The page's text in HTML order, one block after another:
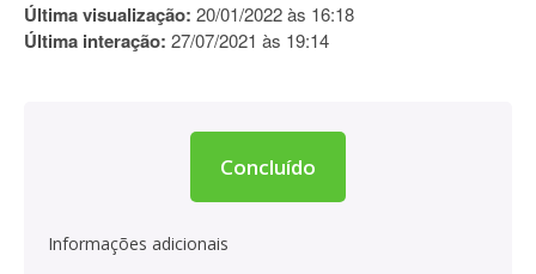
Última visualização: 20/01/2022 às 16:18
Última interação: 27/07/2021 às 19:14
Concluído
Informações adicionais